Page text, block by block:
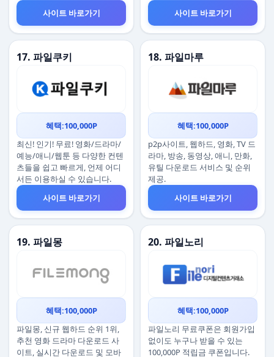
사이트 바로가기
사이트 바로가기
17. 파일쿠키
혜택:100,000P
최신! 인기! 무료! 영화/드라마/
예능/애니/웹툰 등 다양한 컨텐
츠들을 쉽고 빠르게, 언제 어디
서든 이용하실 수 있습니다.
사이트 바로가기
18. 파일마루
혜택:100,000P
p2p사이트, 웹하드, 영화, TV 드
라마, 방송, 동영상, 애니, 만화,
유틸 다운로드 서비스 및 순위
제공.
사이트 바로가기
19. 파일몽
혜택:100,000P
파일몽, 신규 웹하드 순위 1위,
추천 영화 드라마 다운로드 사
이트, 실시간 다운로드 및 모바
20. 파일노리
혜택:100,000P
파일노리 무료쿠폰은 회원가입
없이도 누구나 받을 수 있는
100,000P 적립금 쿠폰입니다.